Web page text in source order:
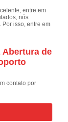
entre em
nós
Por isso, entre em
Abertura de
contato por